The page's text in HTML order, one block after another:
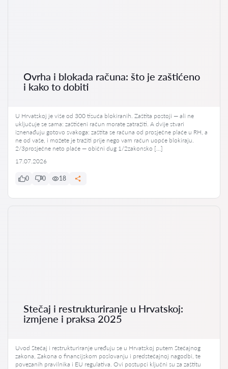
Ovrha i blokada računa: što je zaštićeno
i kako to dobiti
U Hrvatskoj je više od 300 tisuća blokiranih. Zaštita postoji — ali ne
uključuje se sama: zaštićeni račun morate zatražiti. A dvije stvari
iznenađuju gotovo svakoga: zaštita se računa od prosječne plaće u RH, a
ne od vaše, i možete je tražiti prije nego vam račun uopće blokiraju.
2/3prosječne neto plaće — obični dug 1/2zakonsko […]
17.07.2026
0 0 18
Stečaj i restrukturiranje u Hrvatskoj:
izmjene i praksa 2025
Uvod Stečaj i restrukturiranje uređuju se u Hrvatskoj putem Stečajnog
zakona, Zakona o financijskom poslovanju i predstečajnoj nagodbi, te
povezanih pravilnika i EU regulativa. Ovi postupci ključni su za zaštitu